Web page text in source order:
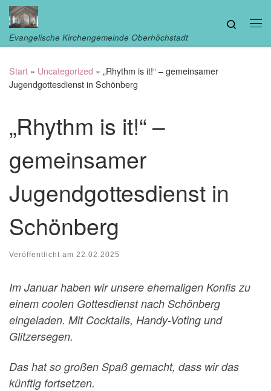
Zum Inhalt springen
Evangelische Kirchengemeinde Oberhöchstadt
Search
Start » Uncategorized » „Rhythm is it!“ – gemeinsamer
Jugendgottesdienst in Schönberg
„Rhythm is it!“ –
gemeinsamer
Jugendgottesdienst in
Schönberg
Veröffentlicht am 22.02.2025
Im Januar haben wir unsere ehemaligen Konfis zu
einem coolen Gottesdienst nach Schönberg
eingeladen. Mit Cocktails, Handy-Voting und
Glitzersegen.
Das hat so großen Spaß gemacht, dass wir das
künftig fortsetzen.